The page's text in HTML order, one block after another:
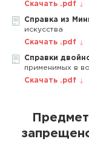
Скачать .pdf
Справка из
искусства
Скачать .pdf
Справки
применимых в
Скачать .pdf